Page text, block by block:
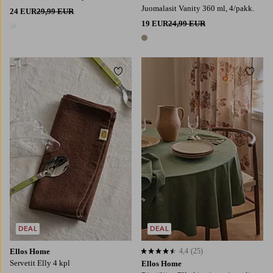
24 EUR29,99 EUR
Juomalasit Vanity 360 ml, 4/pakk.
19 EUR24,99 EUR
1 väri
Ellos Home
Servetit Elly 4 kpl
DEAL
Lisää suosikkeihin
Ellos Home
4,4 perustuen 25 arvosanaan
4,4 (25)
DEAL